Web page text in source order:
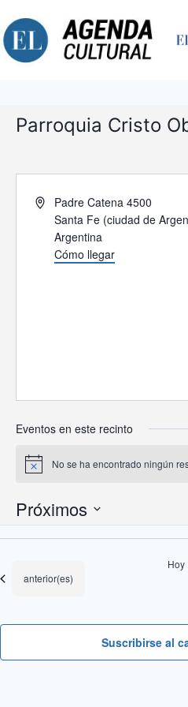
al
contenido
Parroquia Cristo
Dirección
Padre Catena 4500
Santa Fe (ciudad de
Argentina
Cómo llegar
Eventos en este recinto
Aviso No se ha encontrado ningún
Próximos
fecha.
Eventos
anterior(es)
Hoy
Suscribirse al